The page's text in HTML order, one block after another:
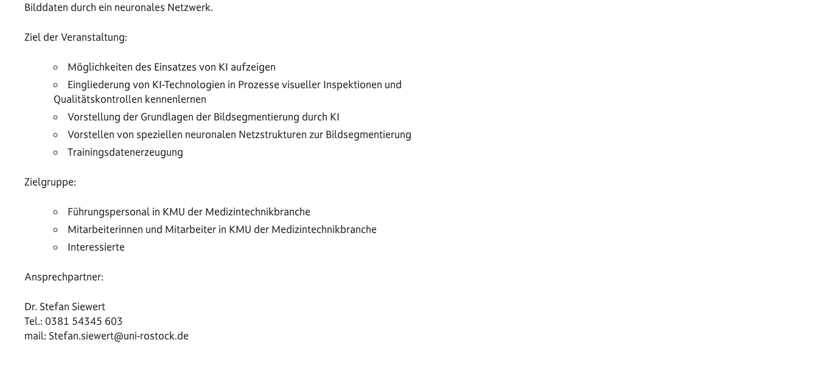
Bilddaten durch ein neuronales Netzwerk.
Ziel der Veranstaltung:
Möglichkeiten des Einsatzes von KI aufzeigen
Eingliederung von KI-Technologien in Prozesse visueller Inspektionen und
Qualitätskontrollen kennenlernen
Vorstellung der Grundlagen der Bildsegmentierung durch KI
Vorstellen von speziellen neuronalen Netzstrukturen zur Bildsegmentierung
Trainingsdatenerzeugung
Zielgruppe:
Führungspersonal in KMU der Medizintechnikbranche
Mitarbeiterinnen und Mitarbeiter in KMU der Medizintechnikbranche
Interessierte
Ansprechpartner:
Dr. Stefan Siewert
Tel.: 0381 54345 603
mail: Stefan.siewert@uni-rostock.de